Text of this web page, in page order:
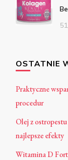
OSTATNIE
Praktyczne
procedur
Olej z
najlepsze efekty
Witamina D